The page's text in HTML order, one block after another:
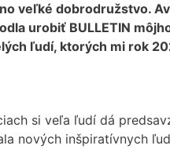
veľké dobrodružstvo.
urobiť BULLETIN
ľudí, ktorých mi rok
si veľa ľudí dá
nových inšpiratívnych